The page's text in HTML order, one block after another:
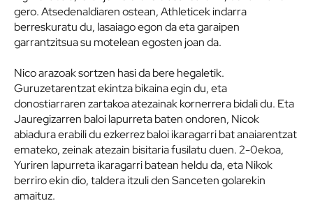
gero. Atsedenaldiaren ostean, Athleticek indarra
berreskuratu du, lasaiago egon da eta garaipen
garrantzitsua su motelean egosten joan da.
Nico arazoak sortzen hasi da bere hegaletik.
Guruzetarentzat ekintza bikaina egin du, eta
donostiarraren zartakoa atezainak kornerrera bidali du. Eta
Jauregizarren baloi lapurreta baten ondoren, Nicok
abiadura erabili du ezkerrez baloi ikaragarri bat anaiarentzat
emateko, zeinak atezain bisitaria fusilatu duen. 2-0ekoa,
Yuriren lapurreta ikaragarri batean heldu da, eta Nikok
berriro ekin dio, taldera itzuli den Sanceten golarekin
amaituz.